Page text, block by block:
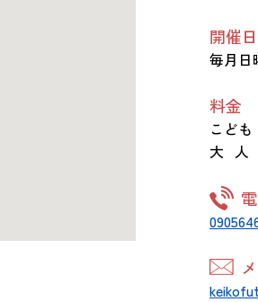
開催日
毎月日
料金
こども
大 人